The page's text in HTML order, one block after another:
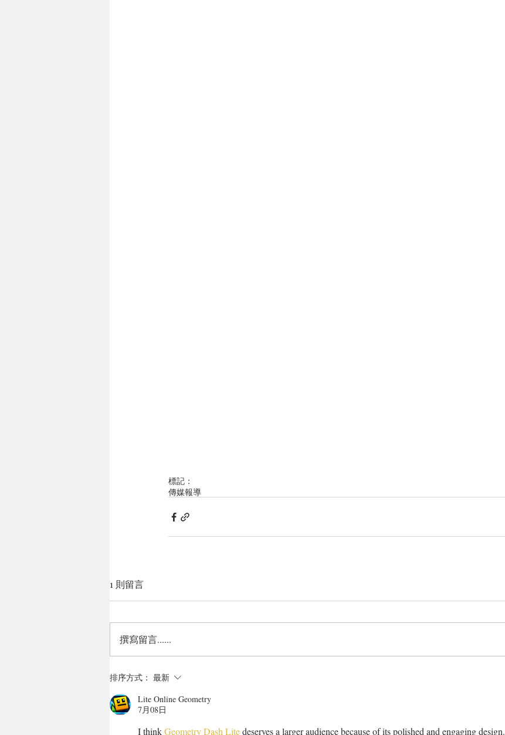
標記：
傳媒報導
1 則留言
撰寫留言......
排序方式： 最新
Lite Online Geometry
7月08日
I think Geometry Dash Lite deserves a larger audience because of its polished and engaging design.